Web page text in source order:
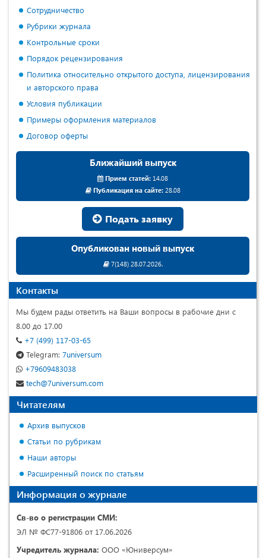
Сотрудничество
Рубрики журнала
Контрольные сроки
Порядок рецензирования
Политика относительно открытого доступа, лицензирования
и авторского права
Условия публикации
Примеры оформления материалов
Договор оферты
Ближайший выпуск
Прием статей: 14.08
Публикация на сайте:28.08
Подать заявку
Опубликован новый выпуск
7(148) 28.07.2026.
Контакты
Мы будем рады ответить на Ваши вопросы в рабочие дни с
8.00 до 17.00
+7 (499) 117-03-65
Telegram: 7universum
+79609483038
tech@7universum.com
Читателям
Архив выпусков
Статьи по рубрикам
Наши авторы
Расширенный поиск по статьям
Информация о журнале
Св-во о регистрации СМИ:
ЭЛ № ФС77-91806 от 17.06.2026
Учредитель журнала: ООО «Юниверсум»